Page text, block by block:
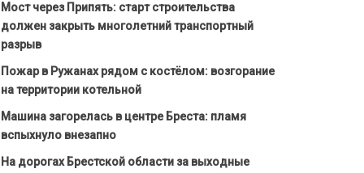
Мост через Припять: старт строительства
должен закрыть многолетний транспортный
разрыв
Пожар в Ружанах рядом с костёлом: возгорание
на территории котельной
Машина загорелась в центре Бреста: пламя
вспыхнуло внезапно
На дорогах Брестской области за выходные